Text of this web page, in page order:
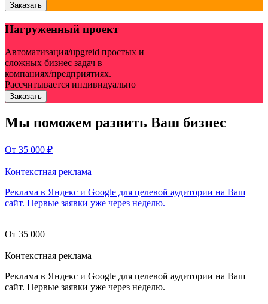
Заказать
Нагруженный проект
Автоматизация/upgreid простых и
сложных бизнес задач в
компаниях/предприятиях.
Рассчитывается индивидуально
Заказать
Мы поможем развить Ваш бизнес
От 35 000 ₽
Контекстная реклама
Реклама в Яндекс и Google для целевой аудитории на Ваш
сайт. Первые заявки уже через неделю.
От 35 000
Контекстная реклама
Реклама в Яндекс и Google для целевой аудитории на Ваш
сайт. Первые заявки уже через неделю.